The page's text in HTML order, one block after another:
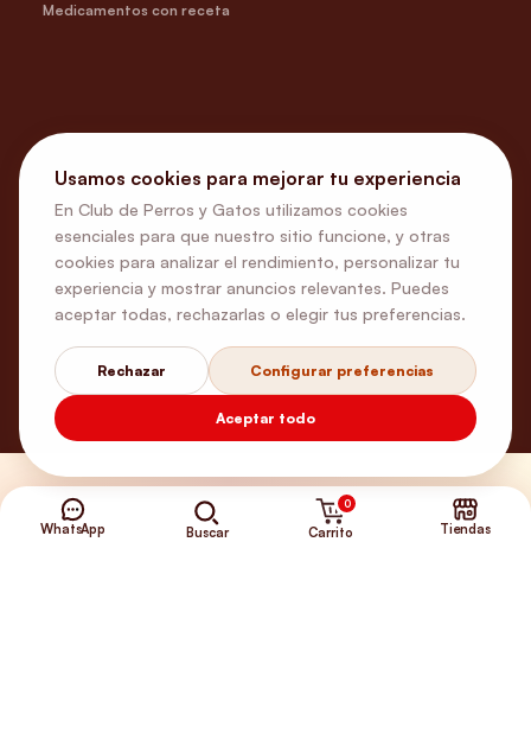
Medicamentos con receta
¿Necesitas ayuda?
WhatsApp Buscar
0
Carrito Tiendas
Usamos cookies para mejorar tu experiencia
En Club de Perros y Gatos utilizamos cookies
esenciales para que nuestro sitio funcione, y otras
cookies para analizar el rendimiento, personalizar tu
experiencia y mostrar anuncios relevantes. Puedes
aceptar todas, rechazarlas o elegir tus preferencias.
Rechazar Configurar preferencias
Aceptar todo